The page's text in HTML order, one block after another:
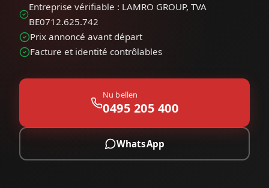
Entreprise vérifiable : LAMRO GROUP, TVA
BE0712.625.742
Prix annoncé avant départ
Facture et identité contrôlables
Nu bellen
0495 205 400
WhatsApp